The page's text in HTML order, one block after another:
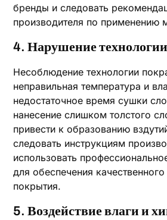
бренды и следовать
производителя по применению
4. Нарушение
Несоблюдение технологии
неправильная температура и
недостаточное время сушки
нанесение слишком толстого
привести к образованию
следовать инструкциям
использовать
для обеспечения
покрытия.
5. Воздействие влаги и